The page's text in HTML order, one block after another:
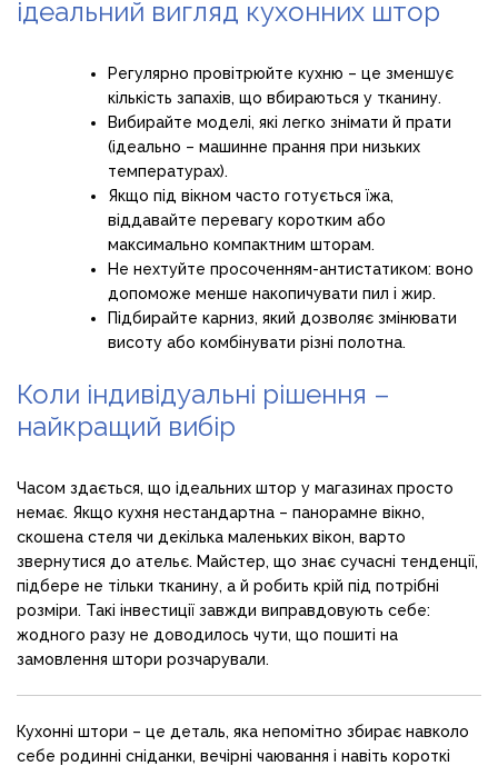
ідеальний вигляд кухонних штор
Регулярно провітрюйте кухню – це зменшує
кількість запахів, що вбираються у тканину.
Вибирайте моделі, які легко знімати й прати
(ідеально – машинне прання при низьких
температурах).
Якщо під вікном часто готується їжа,
віддавайте перевагу коротким або
максимально компактним шторам.
Не нехтуйте просоченням-антистатиком: воно
допоможе менше накопичувати пил і жир.
Підбирайте карниз, який дозволяє змінювати
висоту або комбінувати різні полотна.
Коли індивідуальні рішення –
найкращий вибір
Часом здається, що ідеальних штор у магазинах просто
немає. Якщо кухня нестандартна – панорамне вікно,
скошена стеля чи декілька маленьких вікон, варто
звернутися до ательє. Майстер, що знає сучасні тенденції,
підбере не тільки тканину, а й робить крій під потрібні
розміри. Такі інвестиції завжди виправдовують себе:
жодного разу не доводилось чути, що пошиті на
замовлення штори розчарували.
Кухонні штори – це деталь, яка непомітно збирає навколо
себе родинні сніданки, вечірні чаювання і навіть короткі